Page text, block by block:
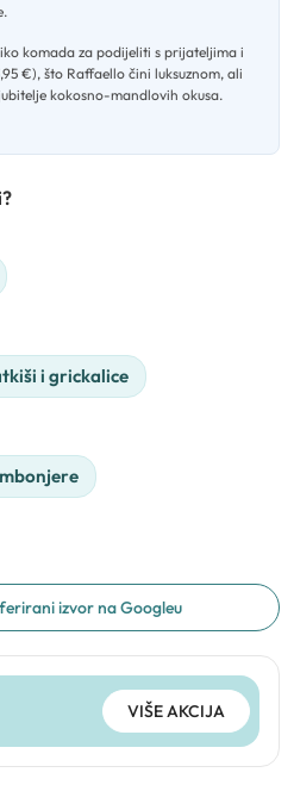
.
komada za podijeliti s prijateljima i
€), što Raffaello čini luksuznom, ali
kokosno-mandlovih okusa.
i grickalice
izvor na Googleu
VIŠE AKCIJA